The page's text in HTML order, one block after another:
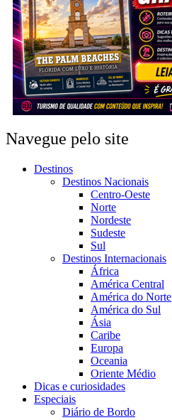
Navegue pelo site
Destinos
Destinos Nacionais
Centro-Oeste
Norte
Nordeste
Sudeste
Sul
Destinos Internacionais
África
América Central
América do Norte
América do Sul
Ásia
Caribe
Europa
Oceania
Oriente Médio
Dicas e curiosidades
Especiais
Diário de Bordo